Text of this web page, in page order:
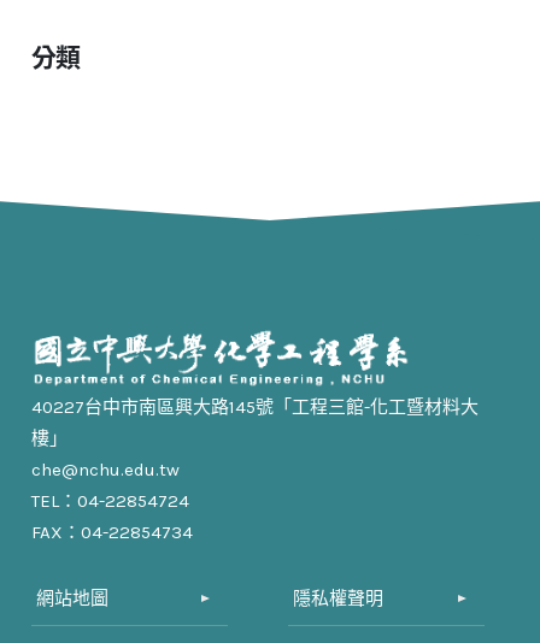
分類
40227台中市南區興大路145號「工程三館-化工暨材料大
樓」
che@nchu.edu.tw
TEL：04-22854724
FAX：04-22854734
網站地圖 隱私權聲明